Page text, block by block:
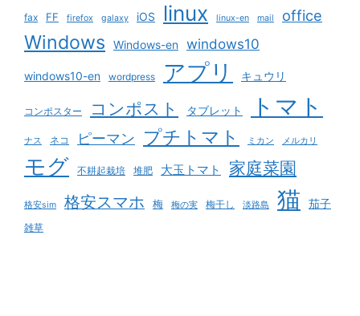
fax FF firefox galaxy iOS linux linux-en mail office
Windows Windows-en windows10
windows10-en wordpress アプリ キュウリ
コンポスター コンポスト タブレット トマト
ナス ネコ ピーマン プチトマト ミカン メルカリ
モグ 不耕起栽培 堆肥 大玉トマト 家庭菜園
格安sim 格安スマホ 梅 梅の実 梅干し 淡路島 猫 茄子
雑草